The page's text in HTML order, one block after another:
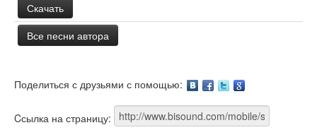
Скачать
Все песни автора
Поделиться с друзьями с помощью:
Cсылка на страницу: